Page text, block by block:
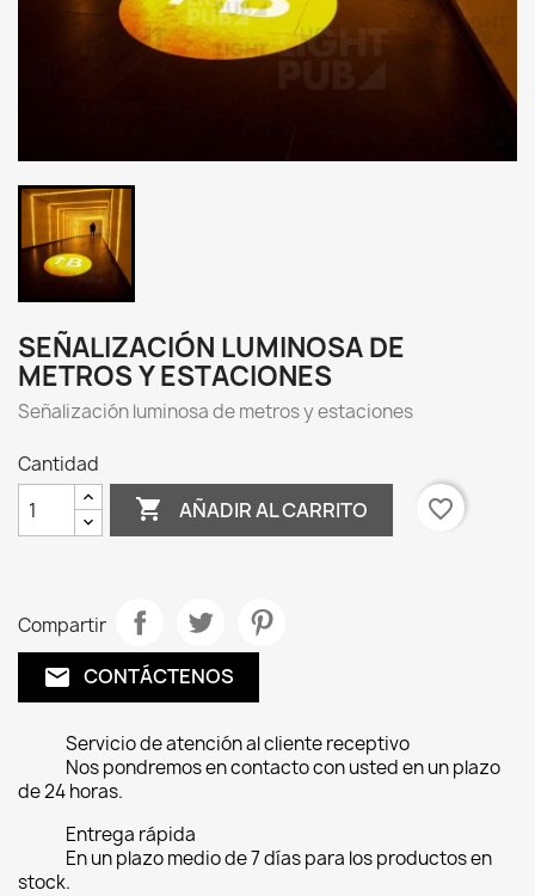
SEÑALIZACIÓN LUMINOSA DE
METROS Y ESTACIONES
Señalización luminosa de metros y estaciones
Cantidad
 AÑADIR AL CARRITO favorite_border
Compartir
email CONTÁCTENOS
Servicio de atención al cliente receptivo
Nos pondremos en contacto con usted en un plazo
de 24 horas.
Entrega rápida
En un plazo medio de 7 días para los productos en
stock.